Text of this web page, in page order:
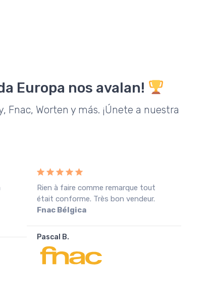
Europa nos avalan!
Worten y más. ¡Únete a nuestra
Rien à faire comme remarque tout
était conforme. Très bon vendeur.
Fnac Bélgica
Pascal B.